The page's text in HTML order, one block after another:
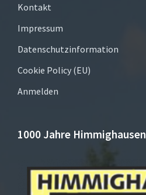
Kontakt
Impressum
Datenschutzinformation
Cookie Policy (EU)
Anmelden
1000 Jahre Himmighausen